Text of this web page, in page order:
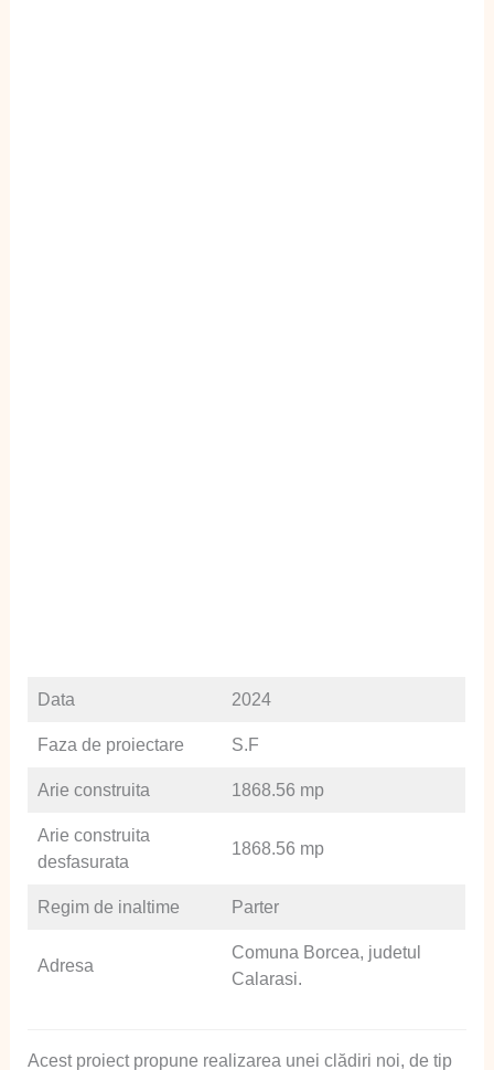
Data 2024
Faza de proiectare S.F
Arie construita 1868.56 mp
Arie construita
desfasurata
1868.56 mp
Regim de inaltime Parter
Adresa
Comuna Borcea, judetul
Calarasi.
Acest proiect propune realizarea unei clădiri noi, de tip